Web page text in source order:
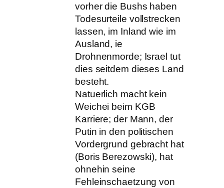
vorher die Bushs haben
Todesurteile vollstrecken
lassen, im Inland wie im
Ausland, ie
Drohnenmorde; Israel tut
dies seitdem dieses Land
besteht.
Natuerlich macht kein
Weichei beim KGB
Karriere; der Mann, der
Putin in den politischen
Vordergrund gebracht hat
(Boris Berezowski), hat
ohnehin seine
Fehleinschaetzung von